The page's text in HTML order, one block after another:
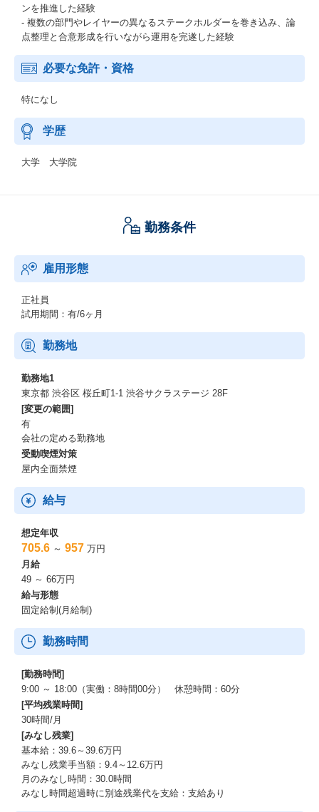
ンを推進した経験
- 複数の部門やレイヤーの異なるステークホルダーを巻き込み、論
点整理と合意形成を行いながら運用を完遂した経験
必要な免許・資格
特になし
学歴
大学 大学院
勤務条件
雇用形態
正社員
試用期間：有/6ヶ月
勤務地
勤務地1
東京都 渋谷区 桜丘町1-1 渋谷サクラステージ 28F
[変更の範囲]
有
会社の定める勤務地
受動喫煙対策
屋内全面禁煙
給与
想定年収
705.6 ～ 957 万円
月給
49 ～ 66万円
給与形態
固定給制(月給制)
勤務時間
[勤務時間]
9:00 ～ 18:00（実働：8時間00分） 休憩時間：60分
[平均残業時間]
30時間/月
[みなし残業]
基本給：39.6～39.6万円
みなし残業手当額：9.4～12.6万円
月のみなし時間：30.0時間
みなし時間超過時に別途残業代を支給：支給あり